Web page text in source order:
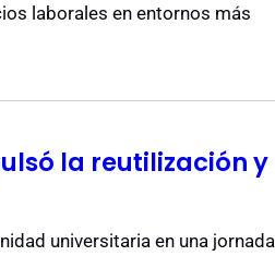
laborales en entornos más
la reutilización y
universitaria en una jornada